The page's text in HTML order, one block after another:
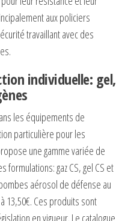
aux policiers
travaillant avec des
individuelle: gel,
les équipements de
particulière pour les
une gamme variée de
gaz CS, gel CS et
aérosol de défense au
13,50€. Ces produits sont
en vigueur. Le catalogue